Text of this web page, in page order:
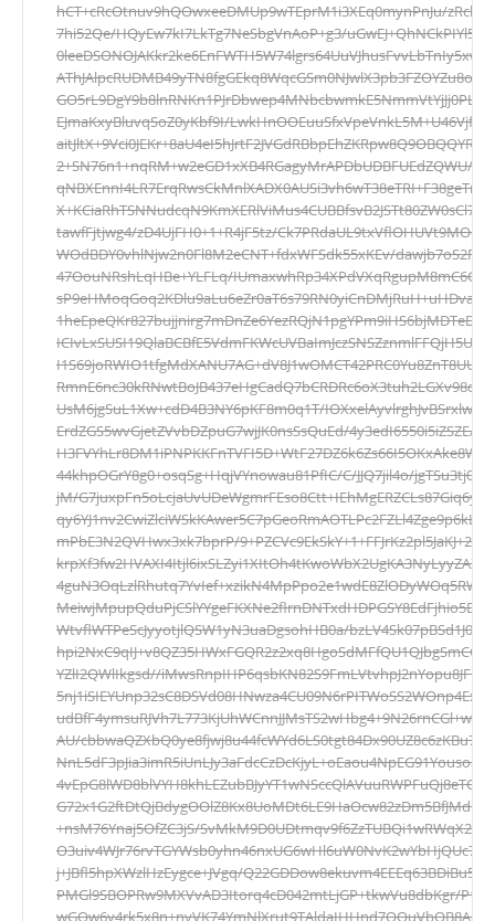
hCT+cRcOtnuv9hQOwxeeDMUp9wTEprM1i3XEq0mynPnJu/
7hi52Qe/HQyEw7kI7LkTg7NeSbgVnAoP+g3/
EJmaKxyBluvqSoZ0yKbf9I/
2+SN76n1+nqRM+w2eGD1xXB4RGagyMrAPDbUDBFUEdZQWU/
X+KCiaRhTSNNudcqN9KmXERlViMus4CUBBfsvB2JSTt80ZW0sCl7/
tawfFjtjwg4/zD4UjFH0+1+R4jF5tz/
WOdBDY0vhlNjw2n0Fl8M2eCNT+fdxWFSdk55xKEv/
47OouNRshLqHBe+YLFLq/
UsM6jgSuL1Xw+cdD4B3NY6pKF8m0q1T/
ErdZGS5wvGjetZVvbDZpuG7wjJK0nsSsQuEd/4y3edI6550i5iZSZE/
44khpOGrY8g0+osqSg+HqjVYnowau81PfIC/C/JJQ7jil4o/
jM/
mPbE3N2QVHwx3xk7bprP/
WtvflWTPeScJyyotjlQSW1yN3uaDgsohHB0a/bzLV4Sk07pBSd1J0/
YZlI2QWlIkgsd//
AU/
+nsM76Ynaj5OfZC3jS/
j+JBfl5hpXWzlHzEygce+JVgq/
PMGl9SBOPRw9MXVvAD3Itorq4cD042mtLjGP+tkwVu8dbKgr/